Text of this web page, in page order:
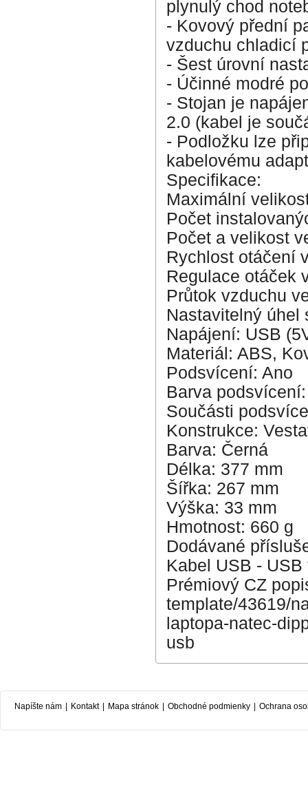
plynulý chod
- Kovový přední
vzduchu chladicí
- Šest úrovní
- Účinné modré
- Stojan je
2.0 (kabel je
- Podložku lze
kabelovému
Specifikace:
Maximální
Počet
Počet a velikost
Rychlost otáčení
Regulace otáček
Průtok vzduchu
Nastavitelný úhel
Napájení: USB
Materiál: ABS,
Podsvícení: Ano
Barva
Součásti
Konstrukce:
Barva: Černá
Délka: 377 mm
Šířka: 267 mm
Výška: 33 mm
Hmotnost: 660 g
Dodávané
Kabel USB - USB
Prémiový CZ
template/43619/
laptopa-natec-
usb
Napíšte nám | Kontakt | Mapa stránok | Obchodné podmienky | Ochrana